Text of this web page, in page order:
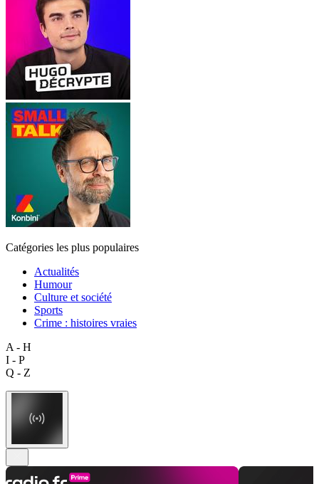
Catégories les plus populaires
Actualités
Humour
Culture et société
Sports
Crime : histoires vraies
A - H
I - P
Q - Z